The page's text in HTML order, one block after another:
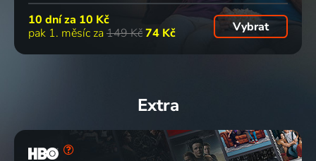
10 dní za 10 Kč
pak 1. měsíc za 149 Kč74 Kč Vybrat
Extra